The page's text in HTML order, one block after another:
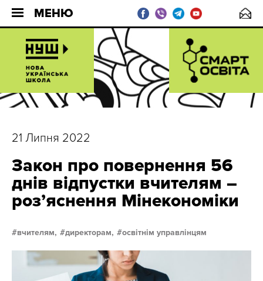
МЕНЮ
21 Липня 2022
Закон про повернення 56
днів відпустки вчителям –
розʼяснення Мінекономіки
вчителям, директорам, освітнім управлінцям